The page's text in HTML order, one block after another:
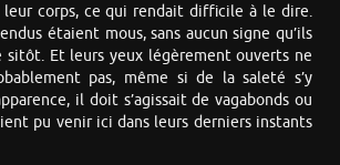
leur corps, ce qui rendait difficile à le dire.
étaient mous, sans aucun signe qu’ils
sitôt. Et leurs yeux légèrement ouverts ne
pas, même si de la saleté s’y
il doit s’agissait de vagabonds ou
pu venir ici dans leurs derniers instants